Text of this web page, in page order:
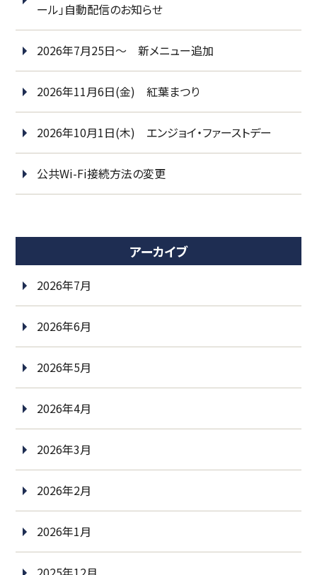
ール」自動配信のお知らせ
2026年7月25日～ 新メニュー追加
2026年11月6日(金) 紅葉まつり
2026年10月1日(木) エンジョイ・ファーストデー
公共Wi-Fi接続方法の変更
アーカイブ
2026年7月
2026年6月
2026年5月
2026年4月
2026年3月
2026年2月
2026年1月